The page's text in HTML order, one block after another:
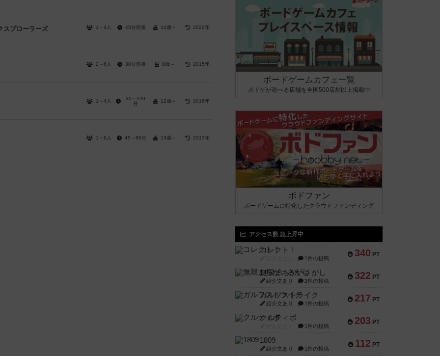
スプローラーズ 1～4人 45分前後 14歳～ 2022年
2～6人 30分前後 8歳～ 2015年
1～4人
30～120
分
12歳～ 2016年
1～6人 45～90分 13歳～ 2013年
ボードゲームカフェ一覧
ボドゲが遊べる店舗を全国500店舗以上掲載中
ボドファン
ボードゲームに特化したクラウドファンディング
アクセス数 急上昇中
340 PT
コレクト！
1件の投稿
322 PT
無限まちがいさがし
紹介文あり 2件の投稿
217 PT
ガルフストライク
紹介文あり 1件の投稿
203 PT
クルティボ
1件の投稿
112 PT
1809
紹介文あり 1件の投稿